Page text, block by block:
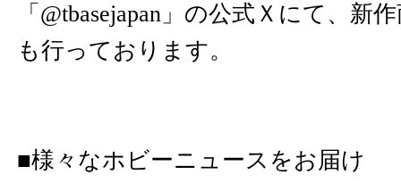
「@tbasejapan」の公式Ｘにて、新
も行っております。
■様々なホビーニュースをお届け